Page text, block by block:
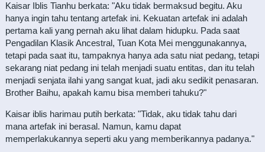
Kaisar Iblis Tianhu berkata: "Aku tidak bermaksud begitu. Aku
hanya ingin tahu tentang artefak ini. Kekuatan artefak ini adalah
pertama kali yang pernah aku lihat dalam hidupku. Pada saat
Pengadilan Klasik Ancestral, Tuan Kota Mei menggunakannya,
tetapi pada saat itu, tampaknya hanya ada satu niat pedang, tetapi
sekarang niat pedang ini telah menjadi suatu entitas, dan itu telah
menjadi senjata ilahi yang sangat kuat, jadi aku sedikit penasaran.
Brother Baihu, apakah kamu bisa memberi tahuku?"
Kaisar iblis harimau putih berkata: "Tidak, aku tidak tahu dari
mana artefak ini berasal. Namun, kamu dapat
memperlakukannya seperti aku yang memberikannya padanya."